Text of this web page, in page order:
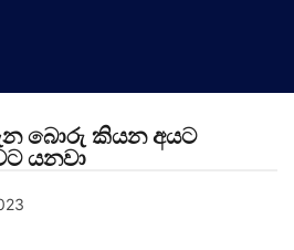
බොරු කියන අයට
යනවා